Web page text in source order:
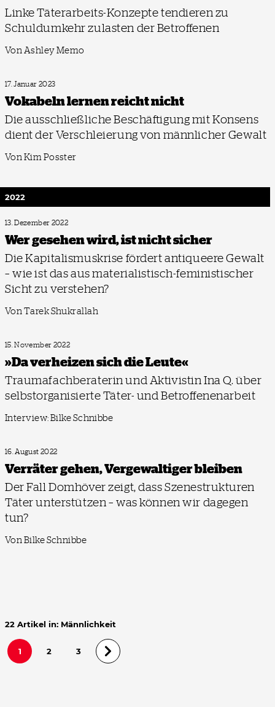
Linke Täterarbeits-Konzepte tendieren zu
Schuldumkehr zulasten der Betroffenen
Von Ashley Memo
17. Januar 2023
Vokabeln lernen reicht nicht
Die ausschließliche Beschäftigung mit Konsens
dient der Verschleierung von männlicher Gewalt
Von Kim Posster
2022
13. Dezember 2022
Wer gesehen wird, ist nicht sicher
Die Kapitalismuskrise fördert antiqueere Gewalt
– wie ist das aus materialistisch-feministischer
Sicht zu verstehen?
Von Tarek Shukrallah
15. November 2022
»Da verheizen sich die Leute«
Traumafachberaterin und Aktivistin Ina Q. über
selbstorganisierte Täter- und Betroffenenarbeit
Interview: Bilke Schnibbe
16. August 2022
Verräter gehen, Vergewaltiger bleiben
Der Fall Domhöver zeigt, dass Szenestrukturen
Täter unterstützen – was können wir dagegen
tun?
Von Bilke Schnibbe
22 Artikel in: Männlichkeit
1 2 3